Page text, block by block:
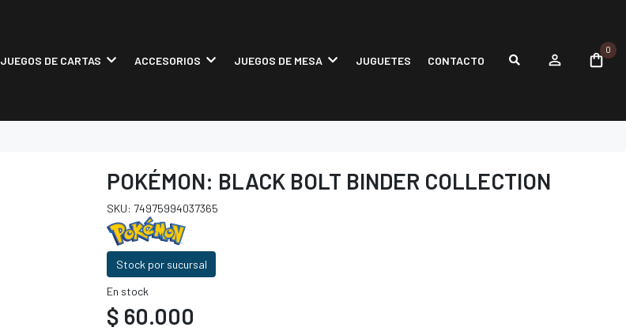
JUEGOS DE CARTAS ACCESORIOS JUEGOS DE MESA JUGUETES CONTACTO
0
POKÉMON: BLACK BOLT BINDER COLLECTION
SKU: 74975994037365
Stock por sucursal
En stock
$ 60.000